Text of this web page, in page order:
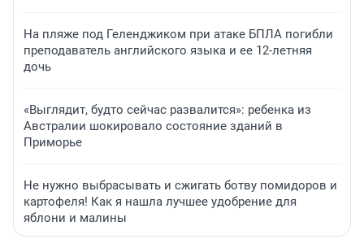
На пляже под Геленджиком при атаке БПЛА погибли
преподаватель английского языка и ее 12-летняя
дочь
«Выглядит, будто сейчас развалится»: ребенка из
Австралии шокировало состояние зданий в
Приморье
Не нужно выбрасывать и сжигать ботву помидоров и
картофеля! Как я нашла лучшее удобрение для
яблони и малины